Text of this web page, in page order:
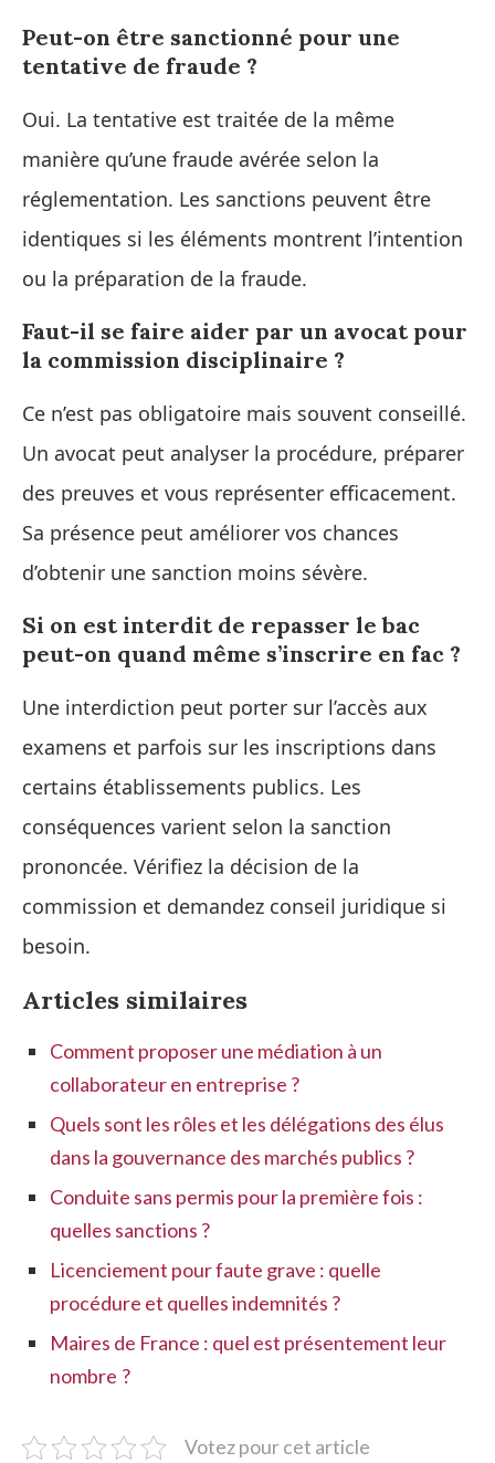
Peut-on être sanctionné pour une
tentative de fraude ?
Oui. La tentative est traitée de la même
manière qu’une fraude avérée selon la
réglementation. Les sanctions peuvent être
identiques si les éléments montrent l’intention
ou la préparation de la fraude.
Faut-il se faire aider par un avocat pour
la commission disciplinaire ?
Ce n’est pas obligatoire mais souvent conseillé.
Un avocat peut analyser la procédure, préparer
des preuves et vous représenter efficacement.
Sa présence peut améliorer vos chances
d’obtenir une sanction moins sévère.
Si on est interdit de repasser le bac
peut-on quand même s’inscrire en fac ?
Une interdiction peut porter sur l’accès aux
examens et parfois sur les inscriptions dans
certains établissements publics. Les
conséquences varient selon la sanction
prononcée. Vérifiez la décision de la
commission et demandez conseil juridique si
besoin.
Articles similaires
Comment proposer une médiation à un
collaborateur en entreprise ?
Quels sont les rôles et les délégations des élus
dans la gouvernance des marchés publics ?
Conduite sans permis pour la première fois :
quelles sanctions ?
Licenciement pour faute grave : quelle
procédure et quelles indemnités ?
Maires de France : quel est présentement leur
nombre ?
Votez pour cet article